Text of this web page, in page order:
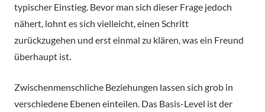
typischer Einstieg. Bevor man sich dieser Frage jedoch
nähert, lohnt es sich vielleicht, einen Schritt
zurückzugehen und erst einmal zu klären, was ein Freund
überhaupt ist.
Zwischenmenschliche Beziehungen lassen sich grob in
verschiedene Ebenen einteilen. Das Basis-Level ist der